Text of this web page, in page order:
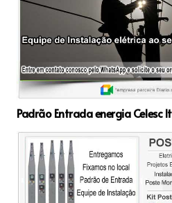
Padrão Entrada energia Celesc